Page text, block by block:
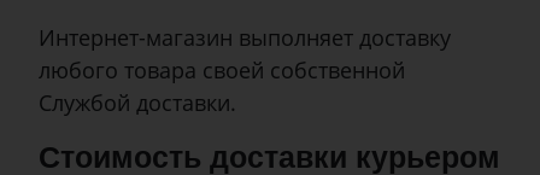
Интернет-магазин выполняет доставку
любого товара своей собственной
Службой доставки.
Стоимость доставки курьером